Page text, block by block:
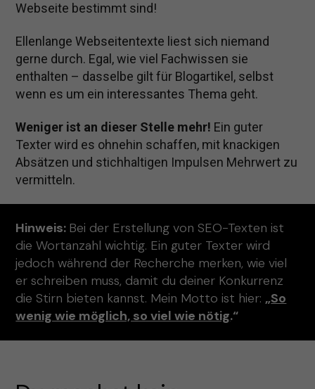
Webseite bestimmt sind!
Ellenlange Webseitentexte liest sich niemand
gerne durch. Egal, wie viel Fachwissen sie
enthalten – dasselbe gilt für Blogartikel, selbst
wenn es um ein interessantes Thema geht.
Weniger ist an dieser Stelle mehr! Ein guter
Texter wird es ohnehin schaffen, mit knackigen
Absätzen und stichhaltigen Impulsen Mehrwert zu
vermitteln.
Hinweis: Bei der Erstellung von SEO-Texten ist
die Wortanzahl wichtig. Ein guter Texter wird
jedoch während der Recherche merken, wie viel
er schreiben muss, damit du deiner Konkurrenz
die Stirn bieten kannst. Mein Motto ist hier:„So
wenig wie möglich, so viel wie nötig.“